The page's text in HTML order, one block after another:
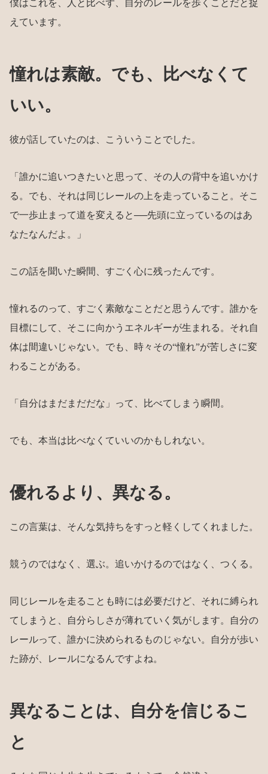
僕はこれを、人と比べず、自分のレールを歩くことだと捉
えています。
憧れは素敵。でも、比べなくて
いい。
彼が話していたのは、こういうことでした。
「誰かに追いつきたいと思って、その人の背中を追いかけ
る。でも、それは同じレールの上を走っていること。そこ
で一歩止まって道を変えると──先頭に立っているのはあ
なたなんだよ。」
この話を聞いた瞬間、すごく心に残ったんです。
憧れるのって、すごく素敵なことだと思うんです。誰かを
目標にして、そこに向かうエネルギーが生まれる。それ自
体は間違いじゃない。でも、時々その“憧れ”が苦しさに変
わることがある。
「自分はまだまだだな」って、比べてしまう瞬間。
でも、本当は比べなくていいのかもしれない。
優れるより、異なる。
この言葉は、そんな気持ちをすっと軽くしてくれました。
競うのではなく、選ぶ。追いかけるのではなく、つくる。
同じレールを走ることも時には必要だけど、それに縛られ
てしまうと、自分らしさが薄れていく気がします。自分の
レールって、誰かに決められるものじゃない。自分が歩い
た跡が、レールになるんですよね。
異なることは、自分を信じるこ
と